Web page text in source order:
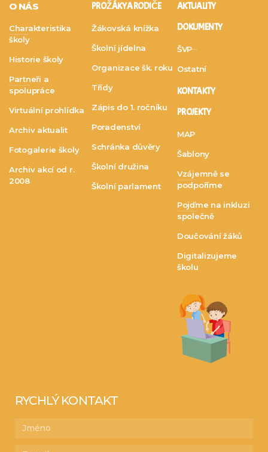
O NÁS
Charakteristika
školy
Historie školy
Partneři a
spolupráce
Virtuální prohlídka
Archiv aktualit
Fotogalerie školy
Archiv akcí od r.
2008
PRO ŽÁKY A RODIČE
Žákovská knížka
Školní jídelna
Organizace šk. roku
Třídy
Zápis do 1. ročníku
Poradenství
Schránka důvěry
Školní družina
Školní parlament
AKTUALITY
DOKUMENTY
ŠVP
Ostatní
KONTAKTY
PROJEKTY
MAP
Šablony
Vzájemně se
podpoříme
Pojďme na inkluzi
společně
Doučování žáků
Digitalizujeme
školu
RYCHLÝ KONTAKT